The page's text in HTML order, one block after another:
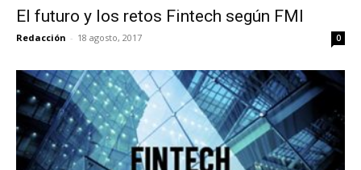
El futuro y los retos Fintech según FMI
Redacción - 18 agosto, 2017 0